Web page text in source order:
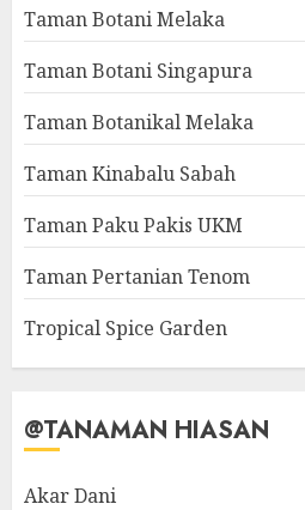
Taman Botani Melaka
Taman Botani Singapura
Taman Botanikal Melaka
Taman Kinabalu Sabah
Taman Paku Pakis UKM
Taman Pertanian Tenom
Tropical Spice Garden
@TANAMAN HIASAN
Akar Dani